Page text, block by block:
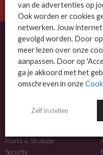
OVER MSP BUSINESS
MSP Business is het
NIEUWS
Markt & Strategie
Security
van de advertenties op
Ook worden er cookies
netwerken. Jouw
gevolgd worden. Door
meer lezen over onze
aanpassen. Door op
ga je akkoord met het
omschreven in onze
Zelf instellen